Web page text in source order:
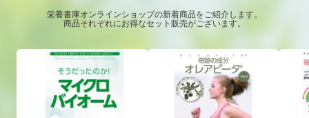
栄養書庫オンラインショップの新着商品をご紹介します。
商品それぞれにお得なセット販売がございます。